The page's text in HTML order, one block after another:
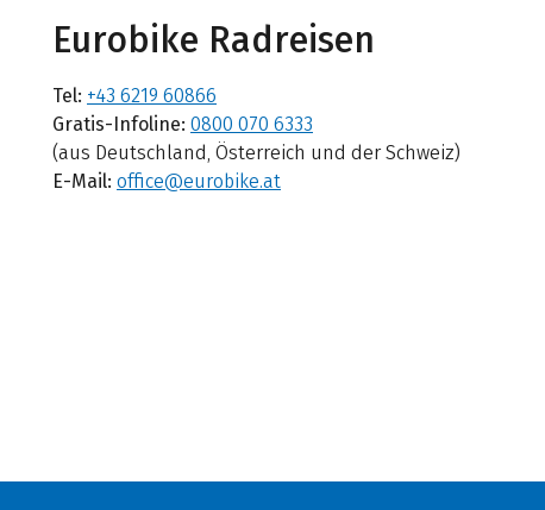
Eurobike Radreisen
Tel: +43 6219 60866
Gratis-Infoline: 0800 070 6333
(aus Deutschland, Österreich und der Schweiz)
E-Mail: office@eurobike.at